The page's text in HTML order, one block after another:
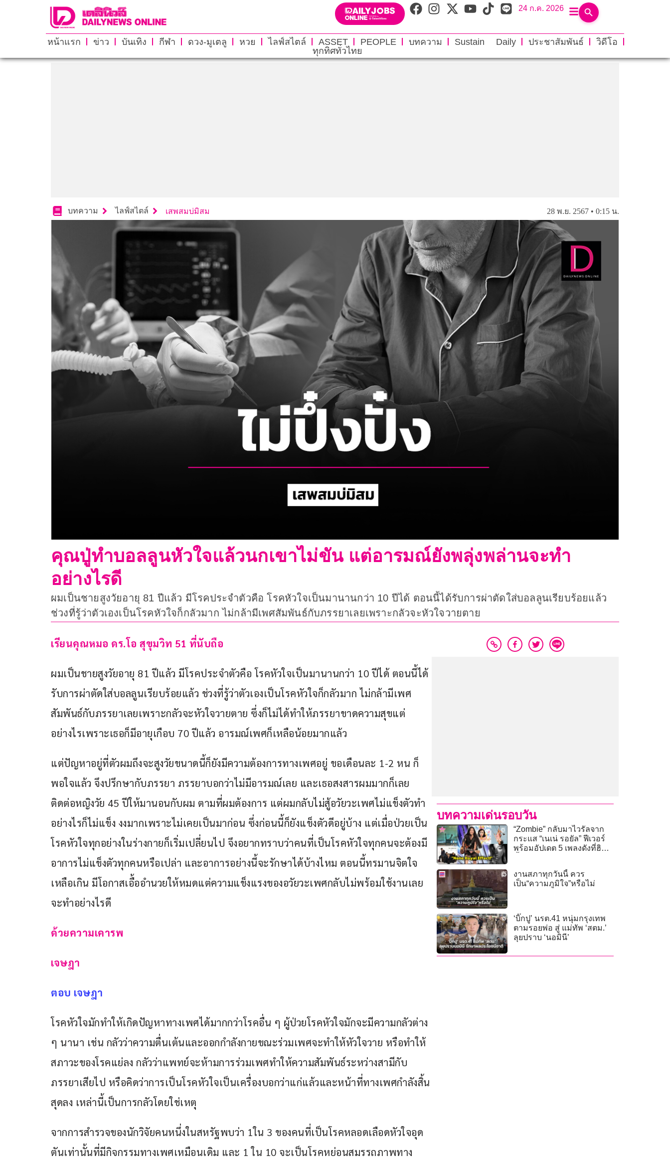
24 ก.ค. 2026
หน้าแรก ข่าว บันเทิง กีฬา ดวง-มูเตลู หวย ไลฟ์สไตล์ ASSET PEOPLE บทความ Sustain Daily ประชาสัมพันธ์
วิดีโอ
ทุกทิศทั่วไทย
บทความ ไลฟ์สไตล์ เสพสมบ่มิสม 28 พ.ย. 2567 • 0:15 น.
คุณปู่ทำบอลลูนหัวใจแล้วนกเขาไม่ขัน แต่อารมณ์ยังพลุ่งพล่านจะทำ
อย่างไรดี
ผมเป็นชายสูงวัยอายุ 81 ปีแล้ว มีโรคประจำตัวคือ โรคหัวใจเป็นมานานกว่า 10 ปีได้ ตอนนี้ได้รับการผ่าตัดใส่บอลลูนเรียบร้อยแล้ว
ช่วงที่รู้ว่าตัวเองเป็นโรคหัวใจก็กลัวมาก ไม่กล้ามีเพศสัมพันธ์กับภรรยาเลยเพราะกลัวจะหัวใจวายตาย
เรียนคุณหมอ ดร.โอ สุขุมวิท 51 ที่นับถือ
ผมเป็นชายสูงวัยอายุ 81 ปีแล้ว มีโรคประจำตัวคือ โรคหัวใจเป็นมานานกว่า 10 ปีได้ ตอนนี้ได้
รับการผ่าตัดใส่บอลลูนเรียบร้อยแล้ว ช่วงที่รู้ว่าตัวเองเป็นโรคหัวใจก็กลัวมาก ไม่กล้ามีเพศ
สัมพันธ์กับภรรยาเลยเพราะกลัวจะหัวใจวายตาย ซึ่งก็ไม่ได้ทำให้ภรรยาขาดความสุขแต่
อย่างไรเพราะเธอก็มีอายุเกือบ 70 ปีแล้ว อารมณ์เพศก็เหลือน้อยมากแล้ว
แต่ปัญหาอยู่ที่ตัวผมถึงจะสูงวัยขนาดนี้ก็ยังมีความต้องการทางเพศอยู่ ขอเดือนละ 1-2 หน ก็
พอใจแล้ว จึงปรึกษากับภรรยา ภรรยาบอกว่าไม่มีอารมณ์เลย และเธอสงสารผมมากก็เลย
ติดต่อหญิงวัย 45 ปีให้มานอนกับผม ตามที่ผมต้องการ แต่ผมกลับไม่สู้อวัยวะเพศไม่แข็งตัวทำ
อย่างไรก็ไม่แข็ง งงมากเพราะไม่เคยเป็นมาก่อน ซึ่งก่อนนี้ก็ยังแข็งตัวดีอยู่บ้าง แต่เมื่อป่วยเป็น
โรคหัวใจทุกอย่างในร่างกายก็เริ่มเปลี่ยนไป จึงอยากทราบว่าคนที่เป็นโรคหัวใจทุกคนจะต้องมี
อาการไม่แข็งตัวทุกคนหรือเปล่า และอาการอย่างนี้จะรักษาได้บ้างไหม ตอนนี้ทรมานจิตใจ
เหลือเกิน มีโอกาสเอื้ออำนวยให้หมดแต่ความแข็งแรงของอวัยวะเพศกลับไม่พร้อมใช้งานเลย
จะทำอย่างไรดี
ด้วยความเคารพ
เจษฎา
ตอบ เจษฎา
โรคหัวใจมักทำให้เกิดปัญหาทางเพศได้มากกว่าโรคอื่น ๆ ผู้ป่วยโรคหัวใจมักจะมีความกลัวต่าง
ๆ นานา เช่น กลัวว่าความตื่นเต้นและออกกำลังกายขณะร่วมเพศจะทำให้หัวใจวาย หรือทำให้
สภาวะของโรคแย่ลง กลัวว่าแพทย์จะห้ามการร่วมเพศทำให้ความสัมพันธ์ระหว่างสามีกับ
ภรรยาเสียไป หรือคิดว่าการเป็นโรคหัวใจเป็นเครื่องบอกว่าแก่แล้วและหน้าที่ทางเพศกำลังสิ้น
สุดลง เหล่านี้เป็นการกลัวโดยใช่เหตุ
จากการสำรวจของนักวิจัยคนหนึ่งในสหรัฐพบว่า 1ใน 3 ของคนที่เป็นโรคหลอดเลือดหัวใจอุด
ตันเท่านั้นที่มีกิจกรรมทางเพศเหมือนเดิม และ 1 ใน 10 จะเป็นโรคหย่อนสมรรถภาพทาง
บทความเด่นรอบวัน
“Zombie” กลับมาไวรัลจาก
กระแส “เนเน่ รอยัล” ฟีเวอร์
พร้อมอัปเดต 5 เพลงดังที่ฮิต
งานสภาทุกวันนี้ ควร
เป็น“ความภูมิใจ”หรือไม่
‘บิ๊กปู’ นรต.41 หนุ่มกรุงเทพ
ตามรอยพ่อ สู่ แม่ทัพ ‘สตม.’
ลุยปราบ ‘นอมินี’